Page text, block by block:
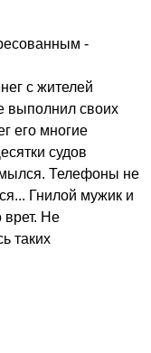
-
с жителей
выполнил своих
его многие
судов
Телефоны не
Гнилой мужик и
врет. Не
таких